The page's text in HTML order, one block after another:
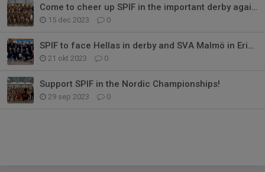
Come to cheer up SPIF in the important derby against Neptun
15 dec 2023 0
SPIF to face Hellas in derby and SVA Malmö in Eriksdalsbadet
21 okt 2023 0
Support SPIF in the Nordic Championships!
29 sep 2023 0